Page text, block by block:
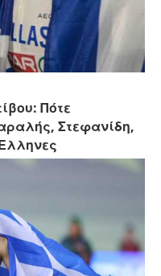
Πότε
Στεφανίδη,